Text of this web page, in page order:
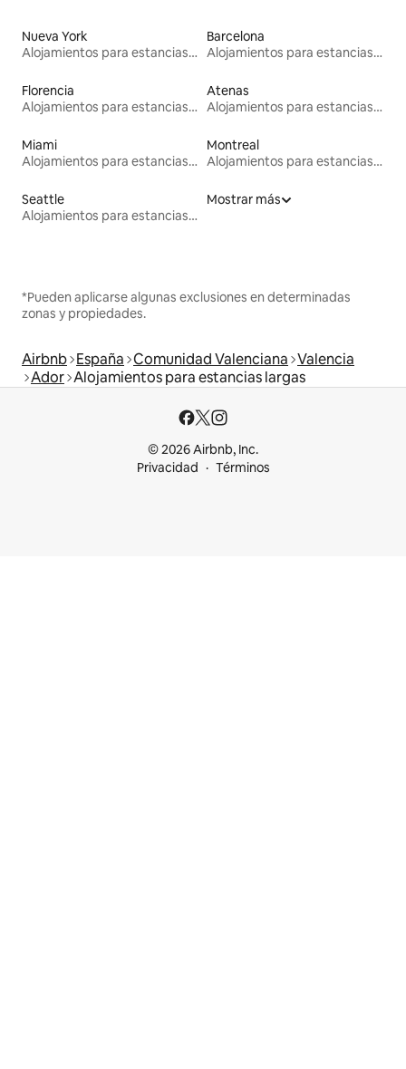
Nueva York
Alojamientos para estancias largas
Barcelona
Alojamientos para estancias largas
Florencia
Alojamientos para estancias largas
Atenas
Alojamientos para estancias largas
Miami
Alojamientos para estancias largas
Montreal
Alojamientos para estancias largas
Seattle
Alojamientos para estancias largas
Mostrar más
*Pueden aplicarse algunas exclusiones en determinadas
zonas y propiedades.
Airbnb España Comunidad Valenciana Valencia
Ador Alojamientos para estancias largas
© 2026 Airbnb, Inc.
Privacidad
Términos